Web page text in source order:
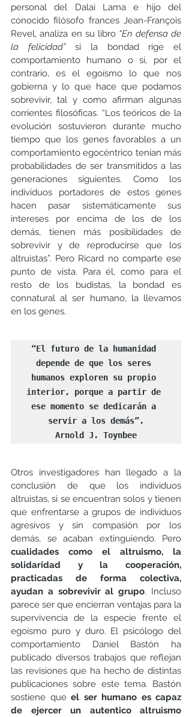
personal del Dalai Lama e hijo del
conocido filósofo frances Jean-François
Revel, analiza en su libro “En defensa de
la felicidad” si la bondad rige el
comportamiento humano o sí, por el
contrario, es el egoísmo lo que nos
gobierna y lo que hace que podamos
sobrevivir, tal y como afirman algunas
corrientes filosóficas. “Los teóricos de la
evolución sostuvieron durante mucho
tiempo que los genes favorables a un
comportamiento egocéntrico tenían más
probabilidades de ser transmitidos a las
generaciones siguientes. Como los
individuos portadores de estos genes
hacen pasar sistemáticamente sus
intereses por encima de los de los
demás, tienen más posibilidades de
sobrevivir y de reproducirse que los
altruistas”. Pero Ricard no comparte ese
punto de vista. Para él, como para el
resto de los budistas, la bondad es
connatural al ser humano, la llevamos
en los genes.
“El futuro de la humanidad
depende de que los seres
humanos exploren su propio
interior, porque a partir de
ese momento se dedicarán a
servir a los demás”.
Arnold J. Toynbee
Otros investigadores han llegado a la
conclusión de que los individuos
altruistas, si se encuentran solos y tienen
que enfrentarse a grupos de individuos
agresivos y sin compasión por los
cualidades como el altruismo, la
solidaridad y la cooperación,
practicadas de forma colectiva,
ayudan a sobrevivir al grupo. Incluso
parece ser que encierran ventajas para la
supervivencia de la especie frente el
egoísmo puro y duro. El psicólogo del
comportamiento Daniel Bastón ha
publicado diversos trabajos que reflejan
las revisiones que ha hecho de distintas
publicaciones sobre este tema. Bastón
sostiene que el ser humano es capaz
de ejercer un autentico altruismo